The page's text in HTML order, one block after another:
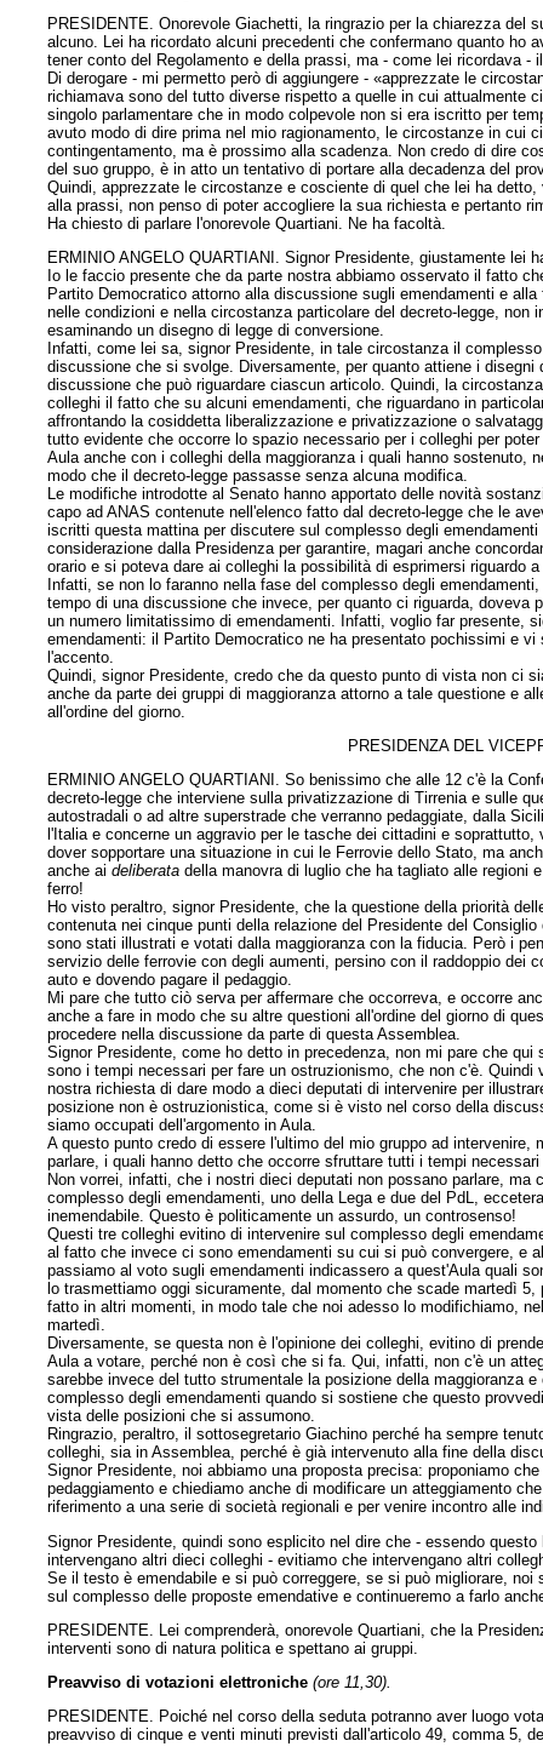
PRESIDENTE. Onorevole Giachetti, la ringrazio per la chiarezza del
alcuno. Lei ha ricordato alcuni precedenti che confermano quanto ho
tener conto del Regolamento e della prassi, ma - come lei ricordava
Di derogare - mi permetto però di aggiungere - «apprezzate le
richiamava sono del tutto diverse rispetto a quelle in cui attualmente
singolo parlamentare che in modo colpevole non si era iscritto per
avuto modo di dire prima nel mio ragionamento, le circostanze in cui
contingentamento, ma è prossimo alla scadenza. Non credo di dire
del suo gruppo, è in atto un tentativo di portare alla decadenza del
Quindi, apprezzate le circostanze e cosciente di quel che lei ha
alla prassi, non penso di poter accogliere la sua richiesta e pertanto
Ha chiesto di parlare l'onorevole Quartiani. Ne ha facoltà.
ERMINIO ANGELO QUARTIANI. Signor Presidente, giustamente
Io le faccio presente che da parte nostra abbiamo osservato il fatto
Partito Democratico attorno alla discussione sugli emendamenti e
nelle condizioni e nella circostanza particolare del decreto-legge,
esaminando un disegno di legge di conversione.
Infatti, come lei sa, signor Presidente, in tale circostanza il
discussione che si svolge. Diversamente, per quanto attiene i
discussione che può riguardare ciascun articolo. Quindi, la
colleghi il fatto che su alcuni emendamenti, che riguardano in
affrontando la cosiddetta liberalizzazione e privatizzazione o
tutto evidente che occorre lo spazio necessario per i colleghi per
Aula anche con i colleghi della maggioranza i quali hanno
modo che il decreto-legge passasse senza alcuna modifica.
Le modifiche introdotte al Senato hanno apportato delle novità
capo ad ANAS contenute nell'elenco fatto dal decreto-legge che le
iscritti questa mattina per discutere sul complesso degli
considerazione dalla Presidenza per garantire, magari anche
orario e si poteva dare ai colleghi la possibilità di esprimersi riguardo
Infatti, se non lo faranno nella fase del complesso degli
tempo di una discussione che invece, per quanto ci riguarda,
un numero limitatissimo di emendamenti. Infatti, voglio farpresente,
emendamenti: il Partito Democratico ne ha presentato pochissimi e
l'accento.
Quindi, signor Presidente, credo che da questo punto di vista non ci
anche da parte dei gruppi di maggioranza attorno a tale questione e
all'ordine del giorno.
PRESIDENZA DEL
ERMINIO ANGELO QUARTIANI. So benissimo che alle 12 c'è la
decreto-legge che interviene sulla privatizzazione di Tirrenia e sulle
autostradali o ad altre superstrade che verranno pedaggiate, dalla
l'Italia e concerne un aggravio per le tasche dei cittadini e
dover sopportare una situazione in cui le Ferrovie dello Stato, ma
anche aideliberata della manovra di luglio che ha tagliato alle regioni
ferro!
Ho visto peraltro, signor Presidente, che la questione della priorità
contenuta nei cinque punti della relazione del Presidente del
sono stati illustrati e votati dalla maggioranza con la fiducia. Però i
servizio delle ferrovie con degli aumenti, persino con il raddoppio dei
auto e dovendo pagare il pedaggio.
Mi pare che tutto ciò serva per affermare che occorreva, e occorre
anche a fare in modo che su altre questioni all'ordine del giorno di
procedere nella discussione da parte di questa Assemblea.
Signor Presidente, come ho detto in precedenza, non mi pare che
sono i tempi necessari per fare un ostruzionismo, che non c'è.
nostra richiesta di dare modo a dieci deputati di intervenire per
posizione non è ostruzionistica, come si è visto nel corso della
siamo occupati dell'argomento in Aula.
A questo punto credo di essere l'ultimo del mio gruppo ad
parlare, i quali hanno detto che occorre sfruttare tutti i tempi
Non vorrei, infatti, che i nostri dieci deputati non possano parlare,
complesso degli emendamenti, uno della Lega e due del PdL,
inemendabile. Questo è politicamente un assurdo, un controsenso!
Questi tre colleghi evitino di intervenire sul complesso degli
al fatto che invece ci sono emendamenti su cui si può convergere, e
passiamo al voto sugli emendamenti indicassero a quest'Aula quali
lo trasmettiamo oggi sicuramente, dal momento che scade martedì
fatto in altri momenti, in modo tale che noi adesso lo modifichiamo,
martedì.
Diversamente, se questa non è l'opinione dei colleghi, evitino di
Aula a votare, perché non è così che si fa. Qui, infatti, non c'è un
sarebbe invece del tutto strumentale la posizione della maggioranza
complesso degli emendamenti quando si sostiene che questo
vista delle posizioni che si assumono.
Ringrazio, peraltro, il sottosegretario Giachino perché ha sempre
colleghi, sia in Assemblea, perché è già intervenuto alla fine della
Signor Presidente, noi abbiamo una proposta precisa: proponiamo
pedaggiamento e chiediamo anche di modificare un atteggiamento
riferimento a una serie di società regionali e per venire incontro alle
Signor Presidente, quindi sono esplicito nel dire che - essendo
intervengano altri dieci colleghi - evitiamo che intervengano altri
Se il testo è emendabile e si può correggere, se si può migliorare,
sul complesso delle proposte emendative e continueremo a farlo
PRESIDENTE. Lei comprenderà, onorevole Quartiani, che la
interventi sono di natura politica e spettano ai gruppi.
Preavviso di votazioni elettroniche (ore 11,30).
PRESIDENTE. Poiché nel corso della seduta potranno aver luogo
preavviso di cinque e venti minuti previsti dall'articolo 49, comma 5,